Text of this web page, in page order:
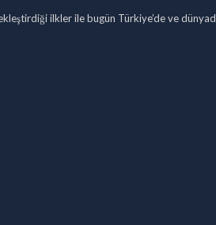
ilkler ile bugün Türkiye’de ve